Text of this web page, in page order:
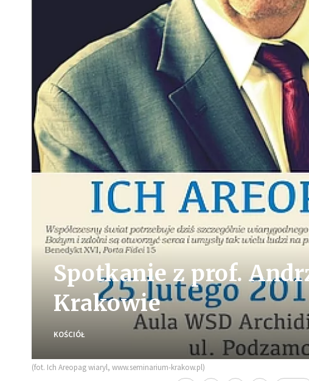
Spotkanie z prof.
Krakowie
KOŚCIÓŁ
(fot. Ich Areopag wiaryl, www.seminarium-krakow.pl)